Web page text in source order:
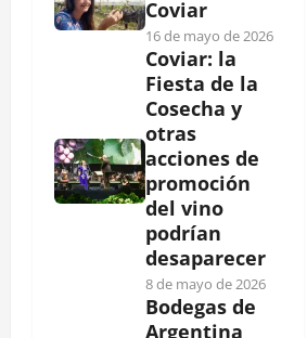
Coviar
16 de mayo de 2026
Coviar: la
Fiesta de la
Cosecha y
otras
acciones de
promoción
del vino
podrían
desaparecer
8 de mayo de 2026
Bodegas de
Argentina